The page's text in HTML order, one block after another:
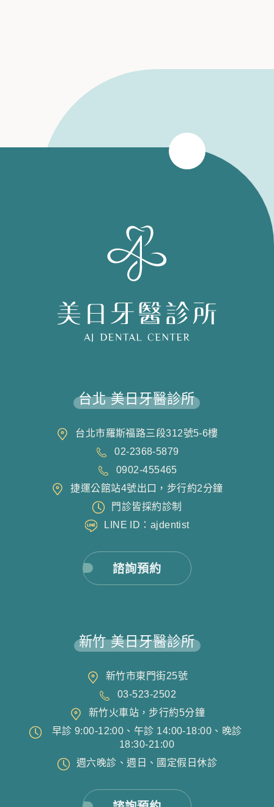
台北 美日牙醫診所
台北市羅斯福路三段312號5-6樓
02-2368-5879
0902-455465
捷運公館站4號出口，步行約2分鐘
門診皆採約診制
LINE ID：ajdentist
諮詢預約
新竹 美日牙醫診所
新竹市東門街25號
03-523-2502
新竹火車站，步行約5分鐘
早診 9:00-12:00、午診 14:00-18:00、晚診
18:30-21:00
週六晚診、週日、國定假日休診